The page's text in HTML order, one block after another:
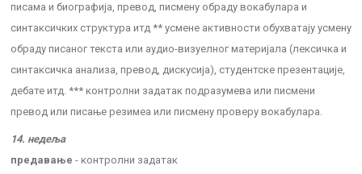
писама и биографија, превод, писмену обраду вокабулара и
синтаксичких структура итд ** усмене активности обухватају усмену
обраду писаног текста или аудио-визуелног материјала (лексичка и
синтаксичка анализа, превод, дискусија), студентске презентације,
дебате итд. *** контролни задатак подразумева или писмени
превод или писање резимеа или писмену проверу вокабулара.
14. недеља
предавање - контролни задатак